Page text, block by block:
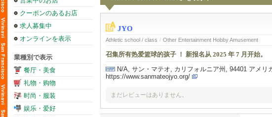
クーポンのあるお店
求人募集中
オンラインを表示
業種別で表示
餐厅・美食
礼物・购物
时尚・服装
娱乐・爱好
JYO
Athletic school / class / Other Entertainment Hobby Amusement
召集所有热爱篮球的孩子 ！ 新报名从 2025 年 7 月开始。
N/A, サン・マテオ, カリフォルニア州, 94401 アメリ
https://www.sanmateojyo.org/
まだレビューはありません。